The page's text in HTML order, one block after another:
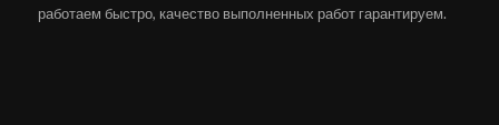
работаем быстро, качество выполненных работ гарантируем.